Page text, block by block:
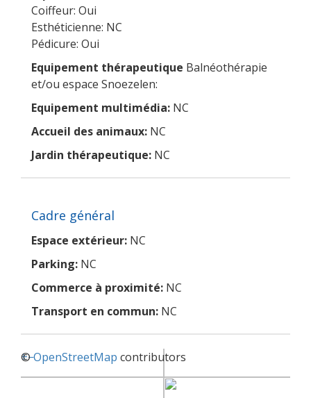
Coiffeur: Oui
Esthéticienne: NC
Pédicure: Oui
Equipement thérapeutique Balnéothérapie
et/ou espace Snoezelen:
Equipement multimédia: NC
Accueil des animaux: NC
Jardin thérapeutique: NC
Cadre général
Espace extérieur: NC
Parking: NC
Commerce à proximité: NC
Transport en commun: NC
+−
©OpenStreetMap contributors